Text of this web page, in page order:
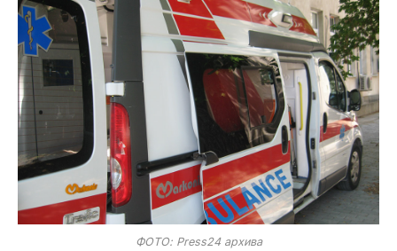
ФОТО: Press24 архива